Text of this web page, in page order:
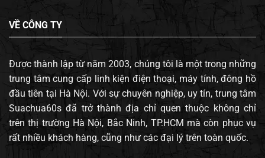
VỀ CÔNG TY
Được thành lập từ năm 2003, chúng tôi là một trong những
trung tâm cung cấp linh kiện điện thoại, máy tính, đông hồ
đầu tiên tại Hà Nội. Với sự chuyên nghiệp, uy tín, trung tâm
Suachua60s đã trở thành địa chỉ quen thuộc không chỉ
trên thị trường Hà Nội, Bắc Ninh, TP.HCM mà còn phục vụ
rất nhiều khách hàng, cũng như các đại lý trên toàn quốc.